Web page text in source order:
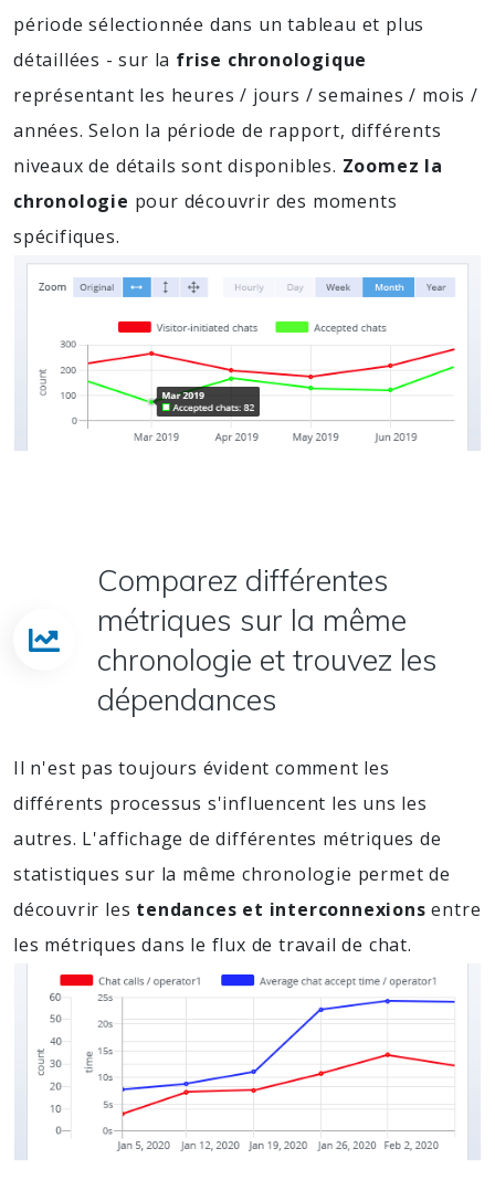
période sélectionnée dans un tableau et plus
détaillées - sur la frise chronologique
représentant les heures / jours / semaines / mois /
années. Selon la période de rapport, différents
niveaux de détails sont disponibles. Zoomez la
chronologie pour découvrir des moments
spécifiques.
Comparez différentes
métriques sur la même
chronologie et trouvez les
dépendances
Il n'est pas toujours évident comment les
différents processus s'influencent les uns les
autres. L'affichage de différentes métriques de
statistiques sur la même chronologie permet de
découvrir les tendances et interconnexions entre
les métriques dans le flux de travail de chat.